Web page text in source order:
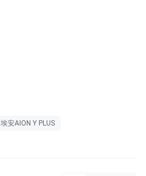
埃安AION Y PLUS